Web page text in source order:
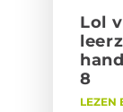
Lol
8
LEZEN